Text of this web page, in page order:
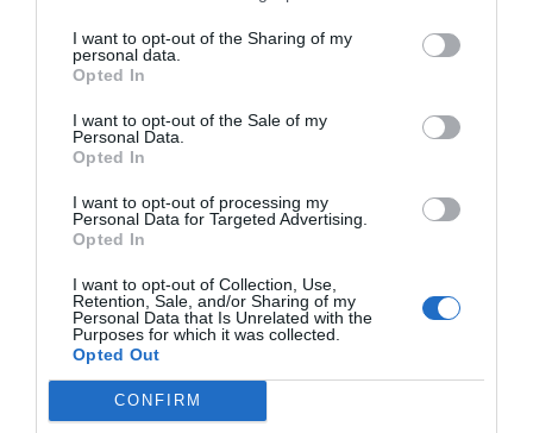
I want to opt-out of the Sharing of my
personal data.
Opted In
I want to opt-out of the Sale of my
Personal Data.
Opted In
I want to opt-out of processing my
Personal Data for Targeted Advertising.
Opted In
I want to opt-out of Collection, Use,
Retention, Sale, and/or Sharing of my
Personal Data that Is Unrelated with the
Purposes for which it was collected.
Opted Out
CONFIRM